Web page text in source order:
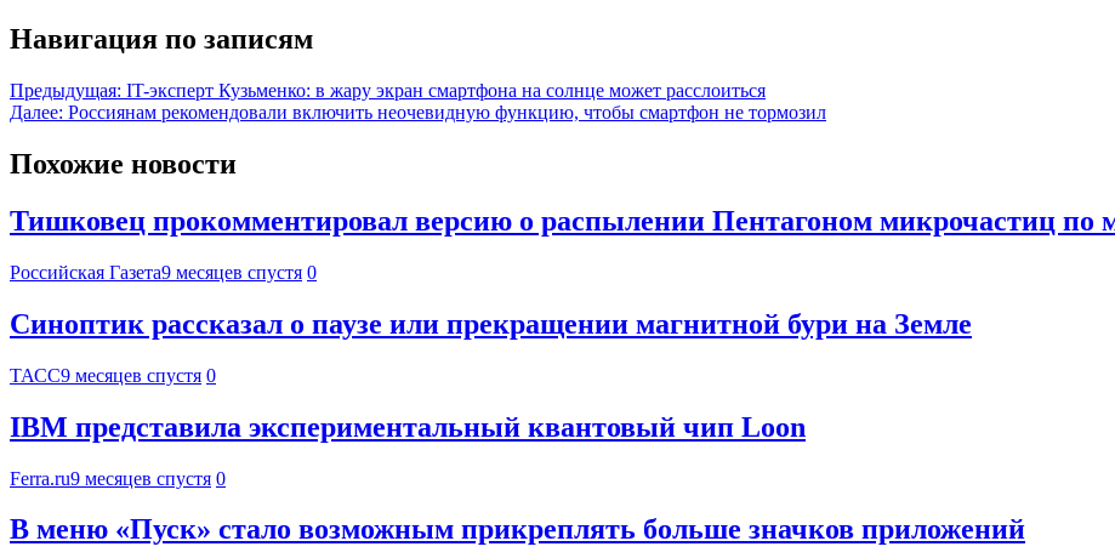
Навигация по записям
Предыдущая: IT-эксперт Кузьменко: в жару экран смартфона на солнце может расслоиться
Далее: Россиянам рекомендовали включить неочевидную функцию, чтобы смартфон не тормозил
Похожие новости
Тишковец прокомментировал версию о распылении Пентагоном микрочастиц по
Российская Газета9 месяцев спустя 0
Синоптик рассказал о паузе или прекращении магнитной бури на Земле
ТАСС9 месяцев спустя 0
IBM представила экспериментальный квантовый чип Loon
Ferra.ru9 месяцев спустя 0
В меню «Пуск» стало возможным прикреплять больше значков приложений